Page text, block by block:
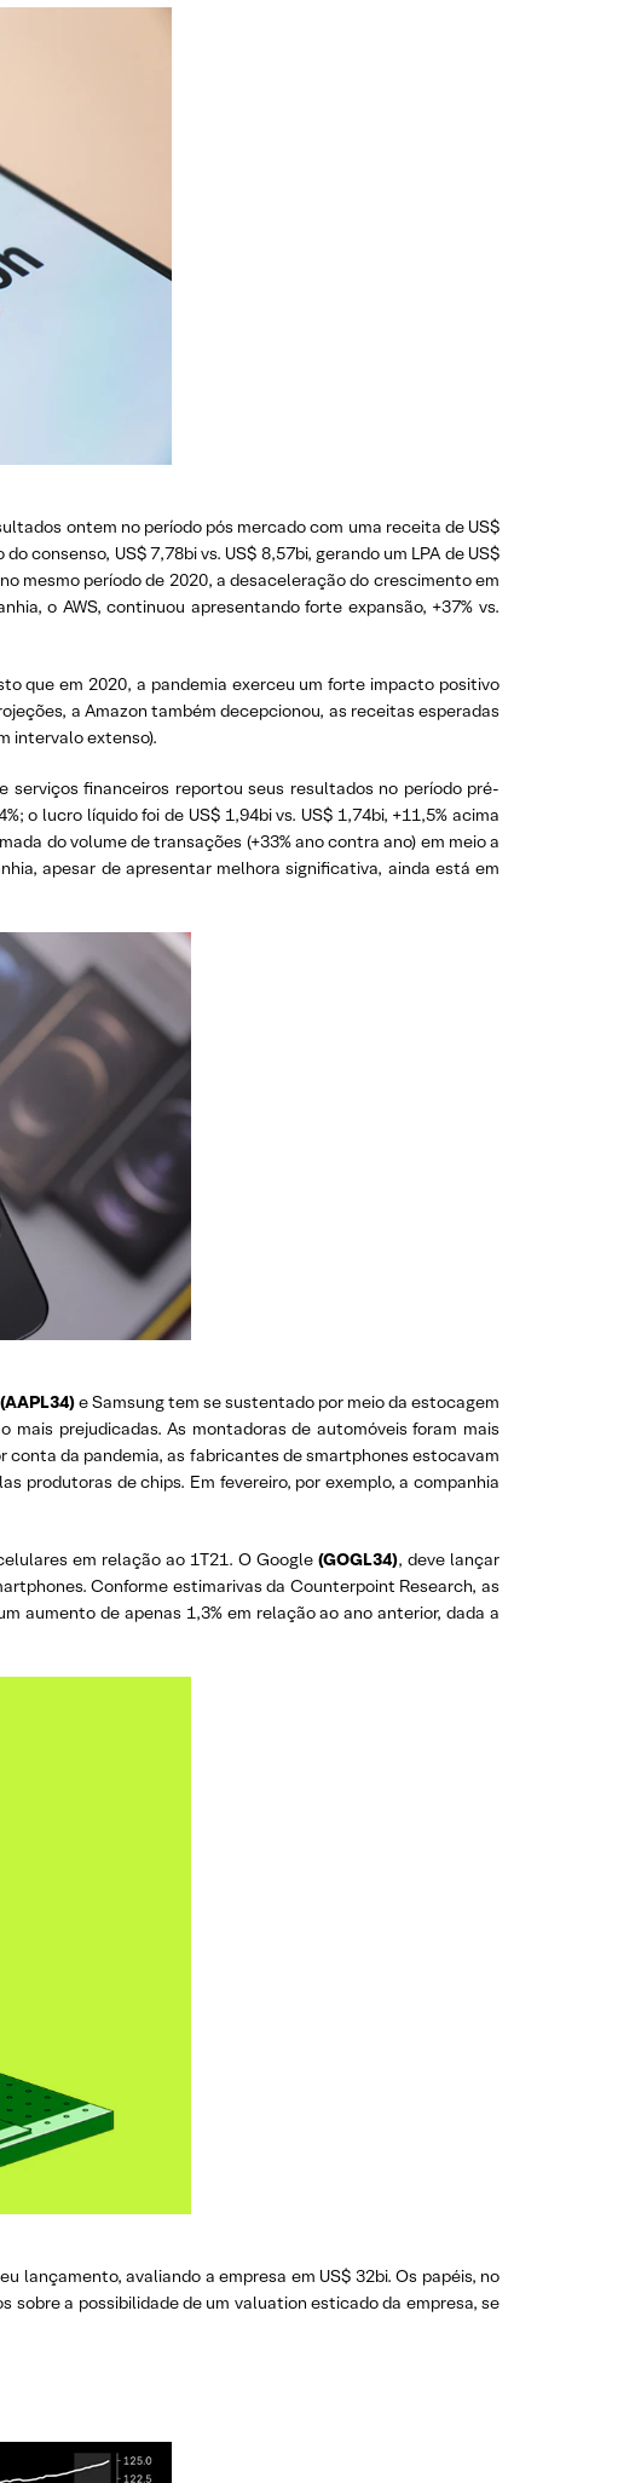
ontem no período pós mercado com uma receita de US$
consenso, US$ 7,78bi vs. US$ 8,57bi, gerando um LPA de US$
mesmo período de 2020, a desaceleração do crescimento em
o AWS, continuou apresentando forte expansão, +37% vs.
que em 2020, a pandemia exerceu um forte impacto positivo
a Amazon também decepcionou, as receitas esperadas
intervalo extenso).
serviços financeiros reportou seus resultados no período pré-
o lucro líquido foi de US$ 1,94bi vs. US$ 1,74bi, +11,5% acima
do volume de transações (+33% ano contra ano) em meio a
apesar de apresentar melhora significativa, ainda está em
(AAPL34)e Samsung tem se sustentado por meio da estocagem
mais prejudicadas. As montadoras de automóveis foram mais
da pandemia, as fabricantes de smartphones estocavam
produtoras de chips. Em fevereiro, por exemplo, a companhia
em relação ao 1T21. O Google (GOGL34), deve lançar
Conforme estimarivas da Counterpoint Research, as
aumento de apenas 1,3% em relação ao ano anterior, dada a
lançamento, avaliando a empresa em US$ 32bi. Os papéis, no
sobre a possibilidade de um valuation esticado da empresa, se